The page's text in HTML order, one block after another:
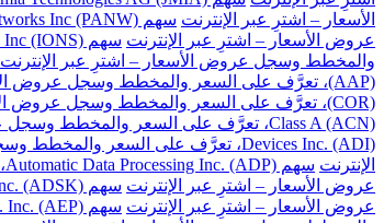
الأسعار – اشترِ عبر الإنترنت سهم Palo Alto Networks Inc (PANW)، تعرَّف على السعر والمخطط وسجل عروض الأسعار – اشترِ عبر الإنترنت
عروض الأسعار – اشترِ عبر الإنترنت سهم Ionis Pharmaceuticals Inc (IONS)، تعرَّف على السعر والمخطط وسجل عروض الأسعار – اشترِ عبر الإنترنت
والمخطط وسجل عروض الأسعار – اشترِ عبر الإنترنت
(AAP)، تعرَّف على السعر والمخطط وسجل عروض الأسعار – اشترِ عبر الإنترنت
(COR)، تعرَّف على السعر والمخطط وسجل عروض الأسعار – اشترِ عبر الإنترنت
Class A (ACN)، تعرَّف على السعر والمخطط وسجل عروض الأسعار – اشترِ عبر الإنترنت
Devices Inc. (ADI)، تعرَّف على السعر والمخطط وسجل عروض الأسعار – اشترِ عبر الإنترنت
الإنترنت سهم Automatic Data Processing Inc. (ADP)، تعرَّف على السعر والمخطط وسجل عروض الأسعار – اشترِ عبر الإنترنت
عروض الأسعار – اشترِ عبر الإنترنت سهم Autodesk Inc. (ADSK)، تعرَّف على السعر والمخطط وسجل عروض الأسعار – اشترِ عبر الإنترنت
عروض الأسعار – اشترِ عبر الإنترنت سهم American Electric Power Co. Inc. (AEP)، تعرَّف على السعر والمخطط وسجل عروض الأسعار – اشترِ عبر الإنترنت